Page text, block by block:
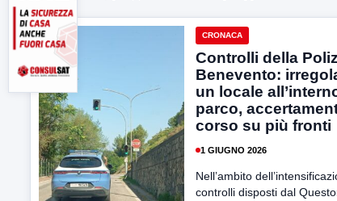
CRONACA
Controlli della
Benevento:
un locale
parco,
corso su più fronti
1 GIUGNO 2026
Nell’ambito
controlli disposti dal